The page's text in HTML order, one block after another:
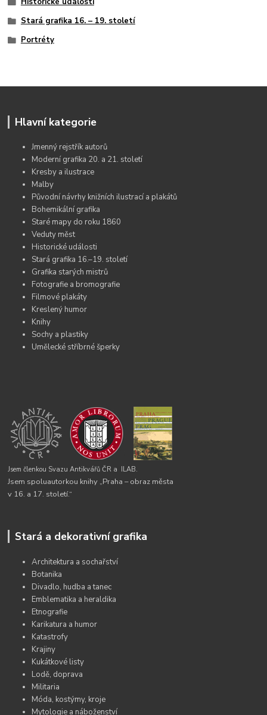
Stará grafika 16. – 19. století
Portréty
Hlavní kategorie
Jmenný rejstřík autorů
Moderní grafika 20. a 21. století
Kresby a ilustrace
Malby
Původní návrhy knižních ilustrací a plakátů
Bohemikální grafika
Staré mapy do roku 1860
Veduty měst
Historické události
Stará grafika 16.–19. století
Grafika starých mistrů
Fotografie a bromografie
Filmové plakáty
Kreslený humor
Knihy
Sochy a plastiky
Umělecké stříbrné šperky
Jsem členkou Svazu Antikvářů ČR a ILAB.
Jsem spoluautorkou knihy „Praha – obraz města
v 16. a 17. století.“
Stará a dekorativní grafika
Architektura a sochařství
Botanika
Divadlo, hudba a tanec
Emblematika a heraldika
Etnografie
Karikatura a humor
Katastrofy
Krajiny
Kukátkové listy
Lodě, doprava
Militaria
Móda, kostýmy, kroje
Mytologie a náboženství